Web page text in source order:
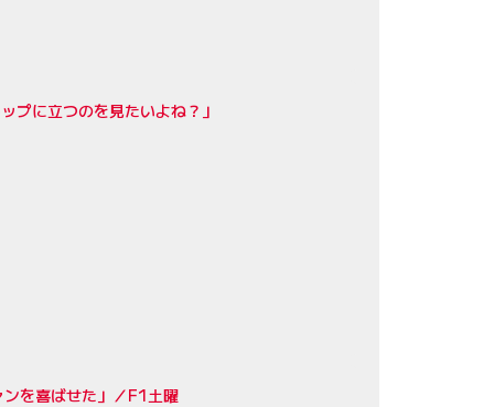
プに立つのを見たいよね？」
を喜ばせた」／F1土曜